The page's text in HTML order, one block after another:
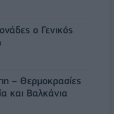
ο Γενικός
– Θερμοκρασίες
και Βαλκάνια